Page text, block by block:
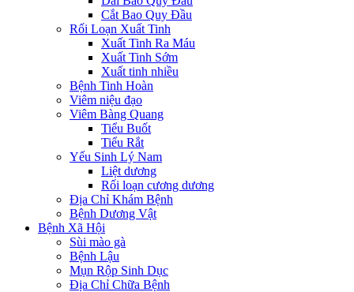
Cắt Bao Quy Đầu
Rối Loạn Xuất Tinh
Xuất Tinh Ra Máu
Xuất Tinh Sớm
Xuất tinh nhiều
Bệnh Tinh Hoàn
Viêm niệu đạo
Viêm Bàng Quang
Tiểu Buốt
Tiểu Rắt
Yếu Sinh Lý Nam
Liệt dương
Rối loạn cương dương
Địa Chỉ Khám Bệnh
Bệnh Dương Vật
Bệnh Xã Hội
Sùi mào gà
Bệnh Lậu
Mụn Rộp Sinh Dục
Địa Chỉ Chữa Bệnh